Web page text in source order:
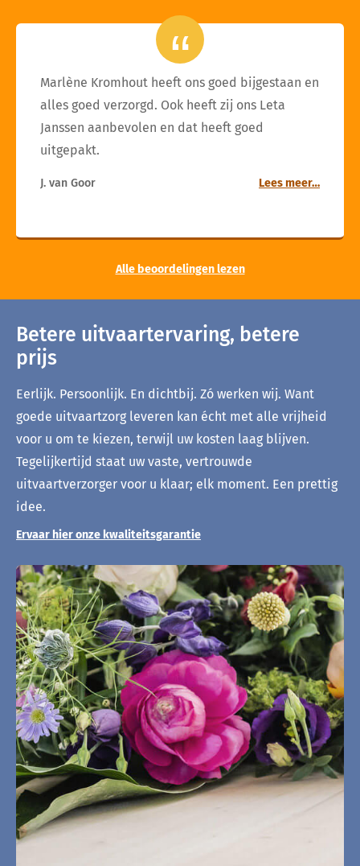
Marlène Kromhout heeft ons goed bijgestaan en
alles goed verzorgd. Ook heeft zij ons Leta
Janssen aanbevolen en dat heeft goed
uitgepakt.
J. van Goor Lees meer…
Alle beoordelingen lezen
Betere uitvaartervaring, betere
prijs
Eerlijk. Persoonlijk. En dichtbij. Zó werken wij. Want
goede uitvaartzorg leveren kan écht met alle vrijheid
voor u om te kiezen, terwijl uw kosten laag blijven.
Tegelijkertijd staat uw vaste, vertrouwde
uitvaartverzorger voor u klaar; elk moment. Een prettig
idee.
Ervaar hier onze kwaliteitsgarantie